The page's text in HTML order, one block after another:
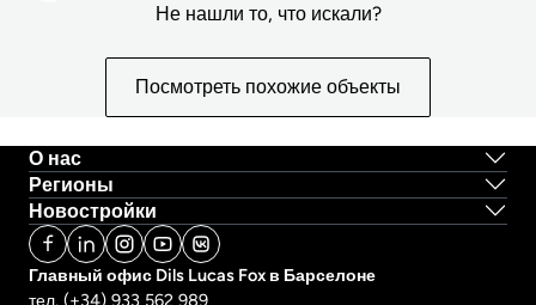
Не нашли то, что искали?
Посмотреть похожие объекты
О нас
Регионы
Новостройки
Главный офис Dils Lucas Fox в Барселоне
тел. (+34) 933 562 989